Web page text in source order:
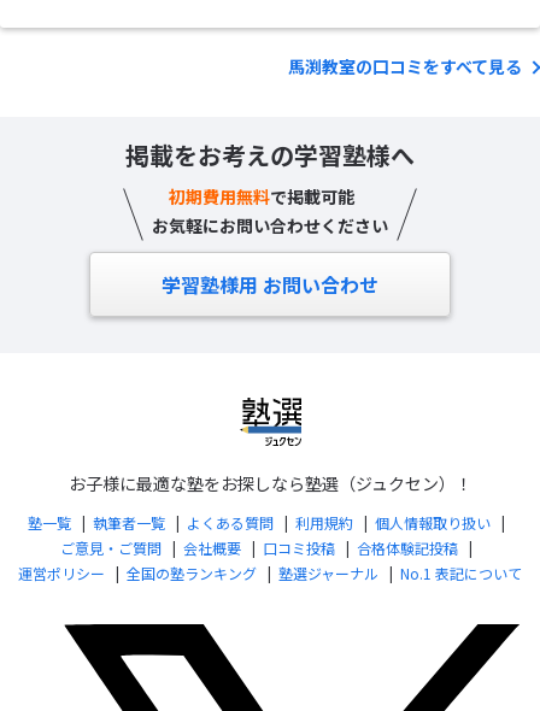
馬渕教室の口コミをすべて見る
掲載をお考えの学習塾様へ
初期費用無料で掲載可能
お気軽にお問い合わせください
学習塾様用 お問い合わせ
お子様に最適な塾をお探しなら塾選（ジュクセン）！
塾一覧 執筆者一覧 よくある質問 利用規約
個人情報取り扱い
ご意見・ご質問
会社概要 口コミ投稿
合格体験記投稿
運営ポリシー
全国の塾ランキング 塾選ジャーナル No.1 表記について